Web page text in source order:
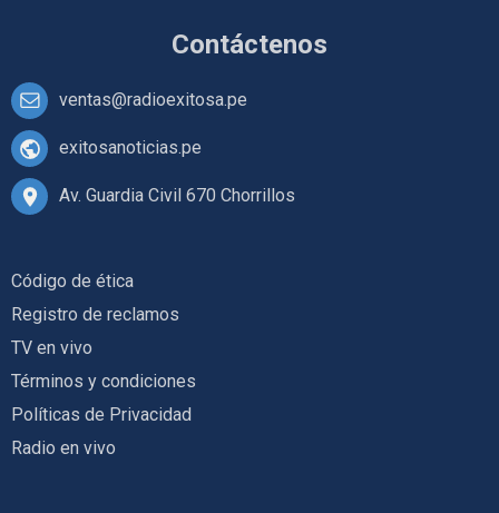
Contáctenos
ventas@radioexitosa.pe
exitosanoticias.pe
Av. Guardia Civil 670 Chorrillos
Código de ética
Registro de reclamos
TV en vivo
Términos y condiciones
Políticas de Privacidad
Radio en vivo